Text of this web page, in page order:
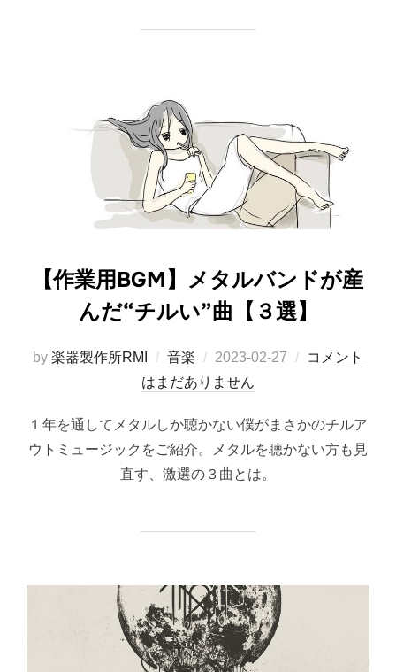
【作業用BGM】メタルバンドが産
んだ“チルい”曲【３選】
by 楽器製作所RMI 音楽
投
稿
2023-02-27
コメント
はまだありません
１年を通してメタルしか聴かない僕がまさかのチルア
ウトミュージックをご紹介。メタルを聴かない方も見
直す、激選の３曲とは。